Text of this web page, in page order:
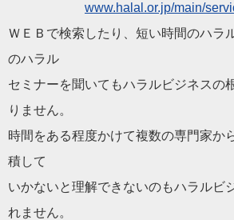
www.halal .or.jp/main/
ＷＥＢで検索したり、短い時間のハラ
のハラル
セミナーを聞いてもハラルビジネスの
りません。
時間をある程度かけて複数の専門家か
積して
いかないと理解できないのもハラルビ
れません。